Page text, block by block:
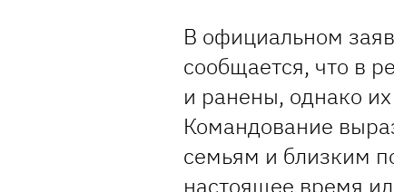
В официальном
сообщается, что в
и ранены, однако
Командование
семьям и близким
настоящее время